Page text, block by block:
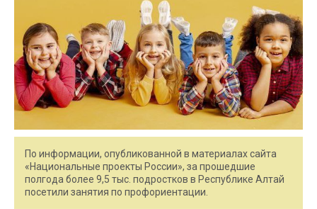
По информации, опубликованной в материалах сайта
«Национальные проекты России», за прошедшие
полгода более 9,5 тыс. подростков в Республике Алтай
посетили занятия по профориентации.